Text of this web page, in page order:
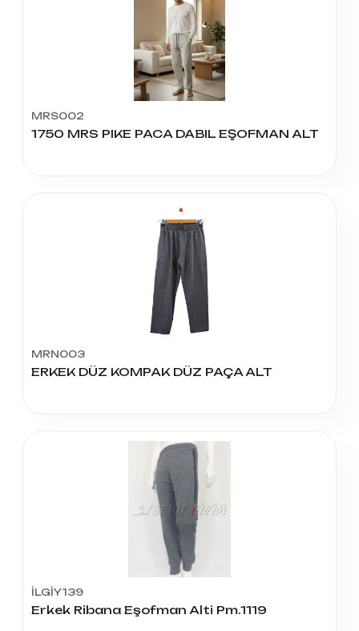
MRS002
1750 MRS PIKE PACA DABIL EŞOFMAN ALT
MRN003
ERKEK DÜZ KOMPAK DÜZ PAÇA ALT
İLGİY139
Erkek Ribana Eşofman Alti Pm.1119